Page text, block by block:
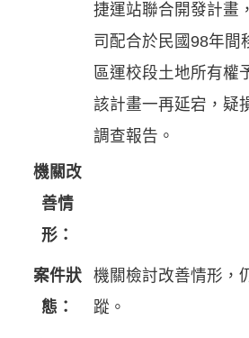
捷運站聯合開發計畫
司配合於民國98年間
區運校段土地所有權
該計畫一再延宕，疑
調查報告。
機關改
善情
形：
案件狀
態：
機關檢討改善情形，
蹤。